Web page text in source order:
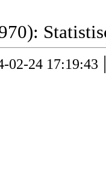
02-24 17:19:43